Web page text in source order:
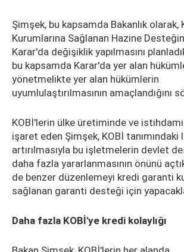
Şimşek, bu kapsamda Bakanlık olarak,
Kurumlarına Sağlanan Hazine
Karar'da değişiklik yapılmasını
bu kapsamda Karar'da yer alan
yönetmelikte yer alan hükümlerin
uyumlulaştırılmasının amaçlandığını
KOBİ'lerin ülke üretiminde ve
işaret eden Şimşek, KOBİ
artırılmasıyla bu işletmelerin devlet
daha fazla yararlanmasının önünü
de benzer düzenlemeyi kredi garanti
sağlanan garanti desteği için
Daha fazla KOBİ'ye kredi kolaylığı